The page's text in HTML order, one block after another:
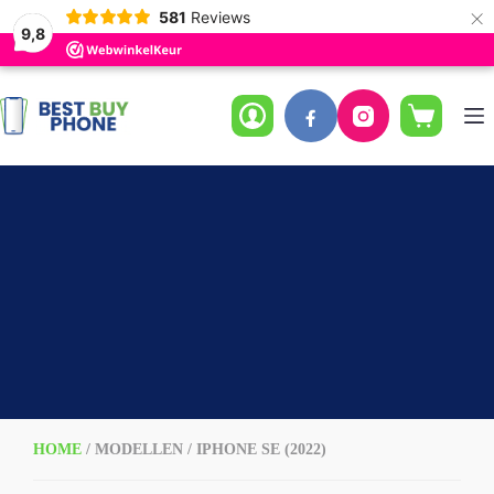
9,8
581 Reviews ×
Ga
naar
de
inhoud
HOME / MODELLEN / IPHONE SE (2022)